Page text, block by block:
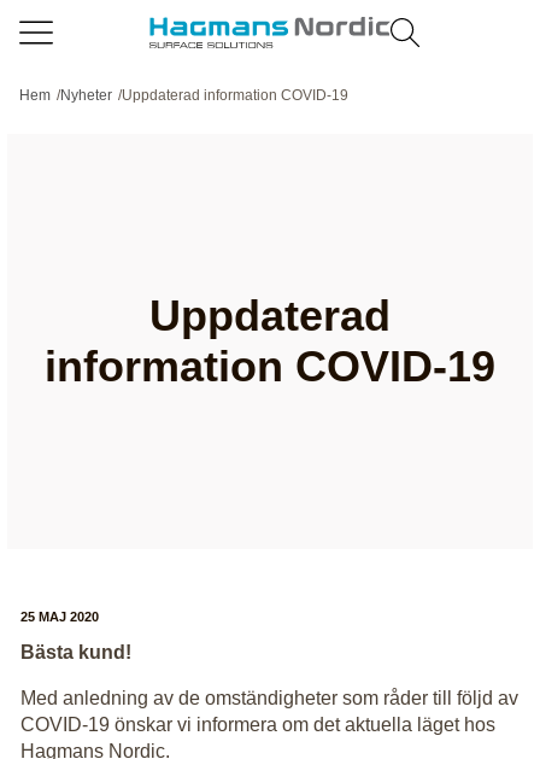
Hem /Nyheter /Uppdaterad information COVID-19
Uppdaterad
information COVID-19
25 MAJ 2020
Bästa kund!
Med anledning av de omständigheter som råder till följd av
COVID-19 önskar vi informera om det aktuella läget hos
Hagmans Nordic.